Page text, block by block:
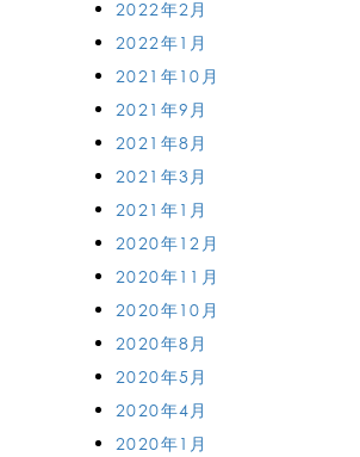
2022年2月
2022年1月
2021年10月
2021年9月
2021年8月
2021年3月
2021年1月
2020年12月
2020年11月
2020年10月
2020年8月
2020年5月
2020年4月
2020年1月